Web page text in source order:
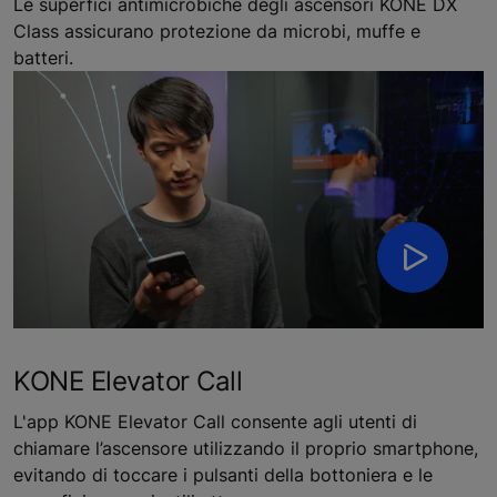
Le superfici antimicrobiche degli ascensori KONE DX
Class assicurano protezione da microbi, muffe e
batteri.
KONE Elevator Call
L'app KONE Elevator Call consente agli utenti di
chiamare l’ascensore utilizzando il proprio smartphone,
evitando di toccare i pulsanti della bottoniera e le